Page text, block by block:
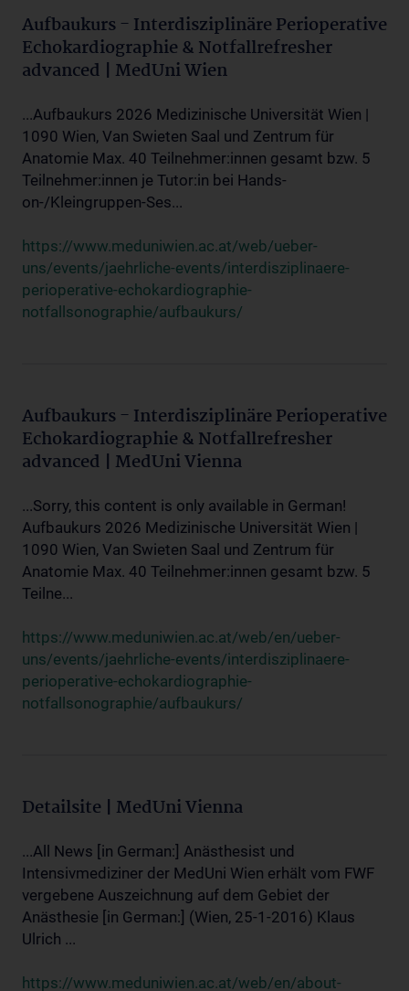
Aufbaukurs - Interdisziplinäre Perioperative
Echokardiographie & Notfallrefresher
advanced | MedUni Wien
...Aufbaukurs 2026 Medizinische Universität Wien |
1090 Wien, Van Swieten Saal und Zentrum für
Anatomie Max. 40 Teilnehmer:innen gesamt bzw. 5
Teilnehmer:innen je Tutor:in bei Hands-
on-/Kleingruppen-Ses...
https://www.meduniwien.ac.at/web/ueber-
uns/events/jaehrliche-events/interdisziplinaere-
perioperative-echokardiographie-
notfallsonographie/aufbaukurs/
Aufbaukurs - Interdisziplinäre Perioperative
Echokardiographie & Notfallrefresher
advanced | MedUni Vienna
...Sorry, this content is only available in German!
Aufbaukurs 2026 Medizinische Universität Wien |
1090 Wien, Van Swieten Saal und Zentrum für
Anatomie Max. 40 Teilnehmer:innen gesamt bzw. 5
Teilne...
https://www.meduniwien.ac.at/web/en/ueber-
uns/events/jaehrliche-events/interdisziplinaere-
perioperative-echokardiographie-
notfallsonographie/aufbaukurs/
Detailsite | MedUni Vienna
...All News [in German:] Anästhesist und
Intensivmediziner der MedUni Wien erhält vom FWF
vergebene Auszeichnung auf dem Gebiet der
Anästhesie [in German:] (Wien, 25-1-2016) Klaus
Ulrich ...
https://www.meduniwien.ac.at/web/en/about-